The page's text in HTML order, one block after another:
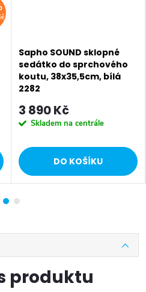
produktu
Sapho SOUND sklopné
sedátko do sprchového
koutu, 38x35,5cm, bílá
2282
3 890 Kč
Skladem na centrále
DO KOŠÍKU